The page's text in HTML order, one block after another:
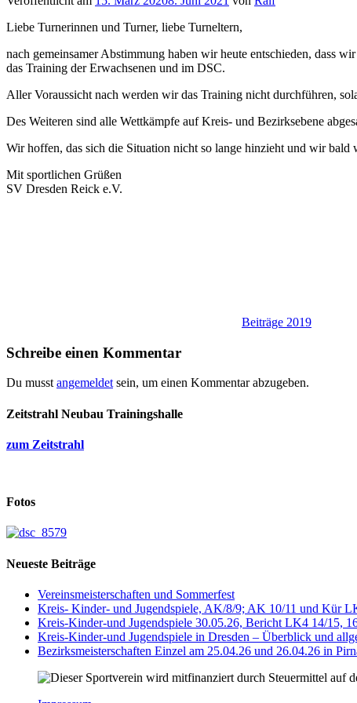
Liebe Turnerinnen und Turner, liebe Turneltern,
nach gemeinsamer Abstimmung haben wir heute entschieden, dass
das Training der Erwachsenen und im DSC.
Aller Voraussicht nach werden wir das Training nicht durchführen,
Des Weiteren sind alle Wettkämpfe auf Kreis- und Bezirksebene
Wir hoffen, das sich die Situation nicht so lange hinzieht und wir bald
Mit sportlichen Grüßen
SV Dresden Reick e.V.
Beiträge 2019
Schreibe einen Kommentar
Du musst angemeldet sein, um einen Kommentar abzugeben.
Zeitstrahl Neubau Trainingshalle
zum Zeitstrahl
Fotos
Neueste Beiträge
Vereinsmeisterschaften und Sommerfest
Kreis- Kinder- und Jugendspiele, AK/8/9; AK 10/11 und Kür
Kreis-Kinder-und Jugendspiele 30.05.26, Bericht LK4 14/15,
Kreis-Kinder-und Jugendspiele in Dresden – Überblick und
Bezirksmeisterschaften Einzel am 25.04.26 und 26.04.26 in